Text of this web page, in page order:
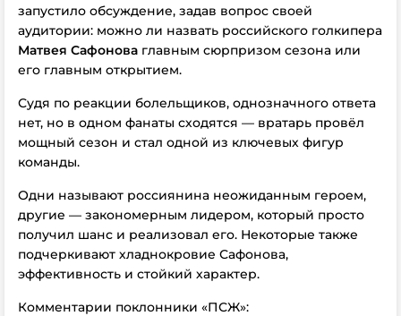
запустило обсуждение, задав вопрос своей
аудитории: можно ли назвать российского голкипера
Матвея Сафонова главным сюрпризом сезона или
его главным открытием.
Судя по реакции болельщиков, однозначного ответа
нет, но в одном фанаты сходятся — вратарь провёл
мощный сезон и стал одной из ключевых фигур
команды.
Одни называют россиянина неожиданным героем,
другие — закономерным лидером, который просто
получил шанс и реализовал его. Некоторые также
подчеркивают хладнокровие Сафонова,
эффективность и стойкий характер.
Комментарии поклонники «ПСЖ»: